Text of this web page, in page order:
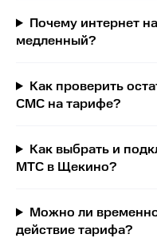
Почему интернет
медленный?
Как проверить
СМС на тарифе?
Как выбрать и
МТС в Щекино?
Можно ли
действие тарифа?